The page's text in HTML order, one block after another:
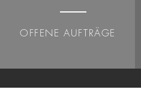
OFFENE AUFTRÄGE